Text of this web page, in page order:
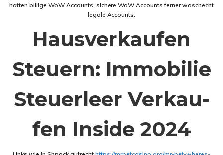
hatten billige WoW Accounts, sichere WoW Accounts ferner waschecht
legale Accounts.
Haus­ver­kaufen
Steu­ern: Im­mo­bi­lie
Steu­er­leer Ver­kau­
fen Inside 2024